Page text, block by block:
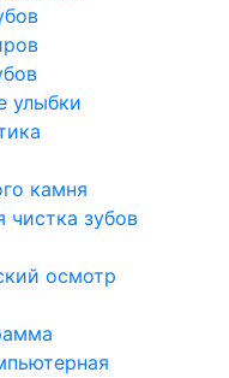
улыбки
камня
чистка зубов
осмотр